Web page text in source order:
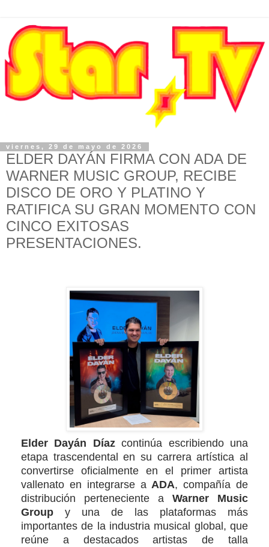
viernes, 29 de mayo de 2026
ELDER DAYÁN FIRMA CON ADA DE
WARNER MUSIC GROUP, RECIBE
DISCO DE ORO Y PLATINO Y
RATIFICA SU GRAN MOMENTO CON
CINCO EXITOSAS
PRESENTACIONES.
Elder Dayán Díazcontinúa escribiendo una
etapa trascendental en su carrera artística al
convertirse oficialmente en el primer artista
vallenato en integrarse aADA, compañía de
distribución perteneciente a Warner Music
Group y una de las plataformas más
importantes de la industria musical global, que
reúne a destacados artistas de talla